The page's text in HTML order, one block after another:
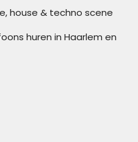
house & techno scene
huren in Haarlem en